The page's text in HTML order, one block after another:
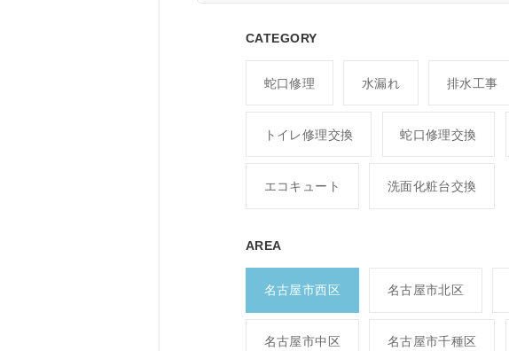
CATEGORY
蛇口修理 水漏れ 排水工事
トイレ修理交換 蛇口修理交換
エコキュート 洗面化粧台交換
AREA
名古屋市西区 名古屋市北区
名古屋市中区 名古屋市千種区